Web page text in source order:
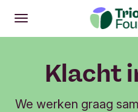
Openen
Hoofdmenu
Klacht
We werken graag